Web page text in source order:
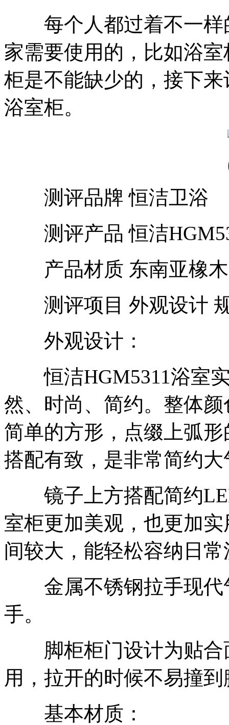
每个人都过着不一样
家需要使用的，比如浴
柜是不能缺少的，接下
浴室柜。
测评品牌 恒洁卫浴
测评产品 恒洁
产品材质 东南亚橡木
测评项目 外观设计
外观设计：
恒洁HGM5311浴室实
然、时尚、简约。整体
简单的方形，点缀上弧
搭配有致，是非常简约
镜子上方搭配简约
室柜更加美观，也更加
间较大，能轻松容纳日
金属不锈钢拉手现代
手。
脚柜柜门设计为贴合
用，拉开的时候不易撞到
基本材质：